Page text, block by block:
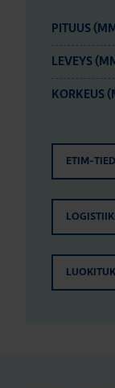
PITUUS
LEVEYS
KORKEUS
ETIM-